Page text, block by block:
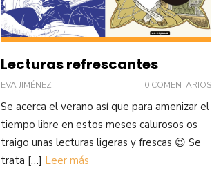
Lecturas refrescantes
EVA JIMÉNEZ 0 COMENTARIOS
Se acerca el verano así que para amenizar el
tiempo libre en estos meses calurosos os
traigo unas lecturas ligeras y frescas 😉 Se
trata […] Leer más